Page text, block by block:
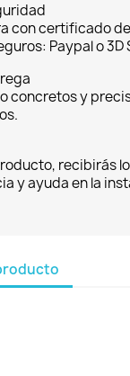
con certificado
Paypal o 3D
concretos y
recibirás
y ayuda en la